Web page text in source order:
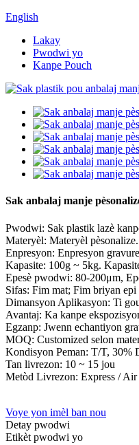
English
Lakay
Pwodwi yo
Kanpe Pouch
Sak anbalaj manje
Pwodwi: Sak plastik lazè
Materyèl: Materyèl pèsonalize.
Enpresyon: Enpresyon
Kapasite: 100g ~ 5kg.
Epesè pwodwi: 80-200μm,
Sifas: Fim mat; Fim briyan
Dimansyon Aplikasyon: Ti
Avantaj: Ka kanpe
Egzanp: Jwenn echantiyon
MOQ: Customized selon
Kondisyon Peman: T/T, 30%
Tan livrezon: 10 ~ 15 jou
Metòd Livrezon: Express / Air
Voye yon imèl ban nou
Detay pwodwi
Etikèt pwodwi yo